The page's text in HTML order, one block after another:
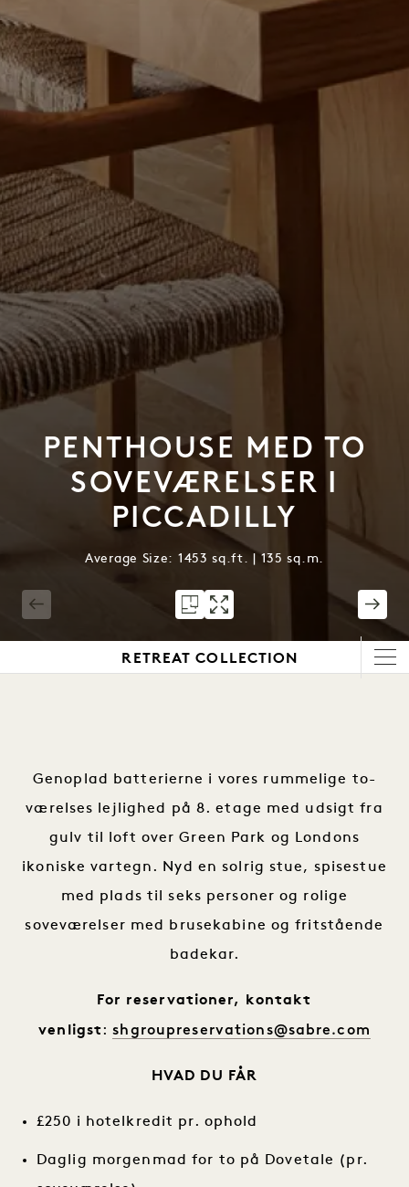
PENTHOUSE MED TO
SOVEVÆRELSER I
PICCADILLY
Average Size: 1453 sq.ft. | 135 sq.m.
RETREAT COLLECTION
Genoplad batterierne i vores rummelige to-
værelses lejlighed på 8. etage med udsigt fra
gulv til loft over Green Park og Londons
ikoniske vartegn. Nyd en solrig stue, spisestue
med plads til seks personer og rolige
soveværelser med brusekabine og fritstående
badekar.
For reservationer, kontakt
venligst:shgroupreservations@sabre.com
HVAD DU FÅR
£250 i hotelkredit pr. ophold
Daglig morgenmad for to på Dovetale (pr.